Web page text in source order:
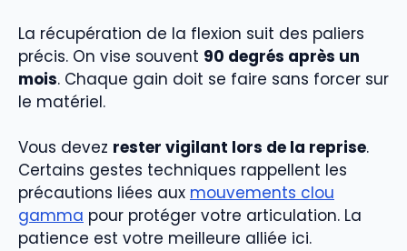
La récupération de la flexion suit des paliers
précis. On vise souvent 90 degrés après un
mois. Chaque gain doit se faire sans forcer sur
le matériel.
Vous devez rester vigilant lors de la reprise.
Certains gestes techniques rappellent les
précautions liées aux mouvements clou
gamma pour protéger votre articulation. La
patience est votre meilleure alliée ici.